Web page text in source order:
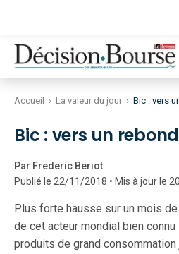
Accueil › La valeur du jour › Bic : vers
Bic : vers un
Par Frederic Beriot
Publié le 22/11/2018 • Mis à jour le
Plus forte hausse sur un mois
de cet acteur mondial bien
produits de grand